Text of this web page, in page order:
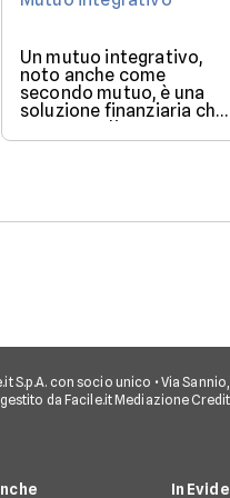
Un mutuo integrativo,
noto anche come
secondo mutuo, è una
soluzione finanziaria che
consente di ottenere
ulteriore liquidità
con socio unico • Via Sannio,
da Facile.it Mediazione
In